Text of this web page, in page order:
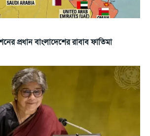
প্রধান বাংলাদেশের রাবাব ফাতিমা